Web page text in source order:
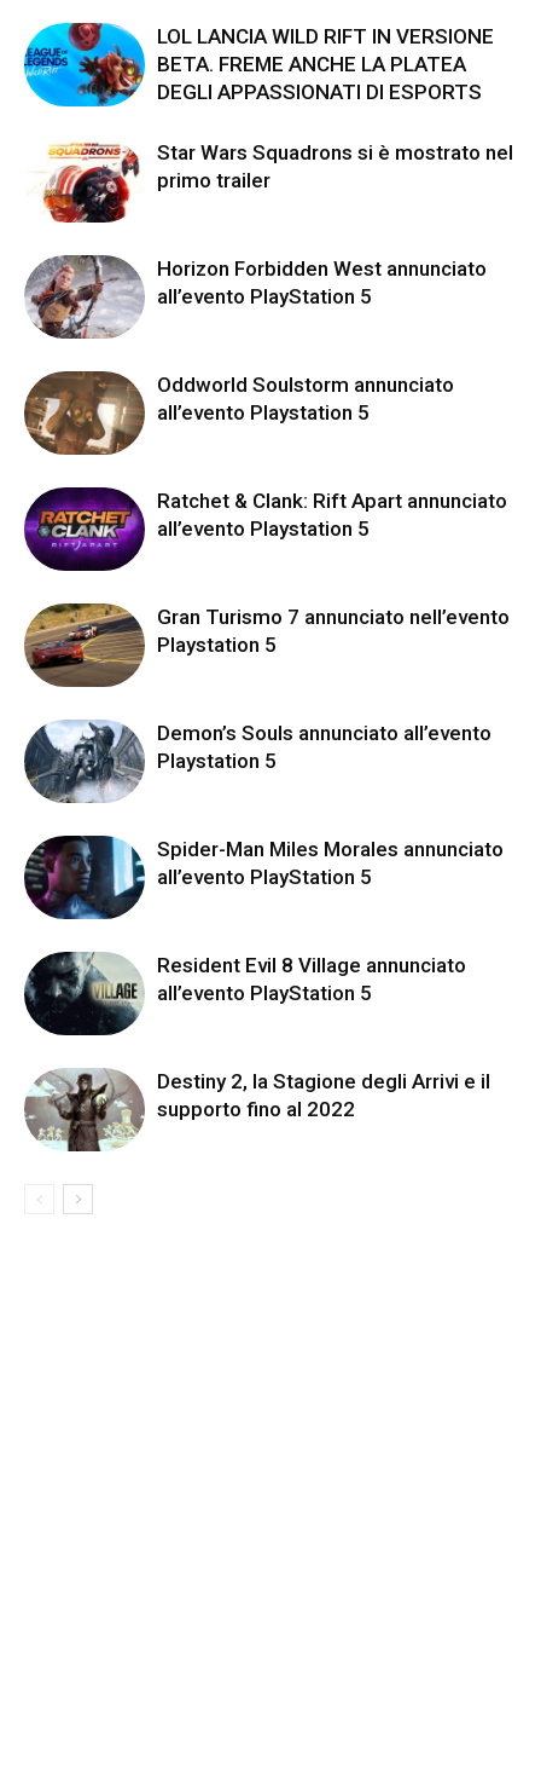
LOL LANCIA WILD RIFT IN VERSIONE
BETA. FREME ANCHE LA PLATEA
DEGLI APPASSIONATI DI ESPORTS
Star Wars Squadrons si è mostrato nel
primo trailer
Horizon Forbidden West annunciato
all’evento PlayStation 5
Oddworld Soulstorm annunciato
all’evento Playstation 5
Ratchet & Clank: Rift Apart annunciato
all’evento Playstation 5
Gran Turismo 7 annunciato nell’evento
Playstation 5
Demon’s Souls annunciato all’evento
Playstation 5
Spider-Man Miles Morales annunciato
all’evento PlayStation 5
Resident Evil 8 Village annunciato
all’evento PlayStation 5
Destiny 2, la Stagione degli Arrivi e il
supporto fino al 2022